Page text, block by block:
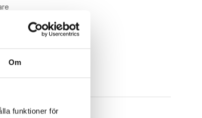
Om
funktioner för